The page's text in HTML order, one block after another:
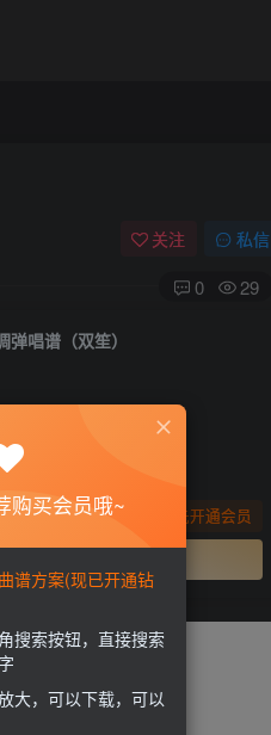
关注 私信
0 29
唱谱（双笙）
您暂无购买权限，请先开通会员
购买会员哦~
谱方案(现已开通钻
搜索按钮，直接搜索
大，可以下载，可以